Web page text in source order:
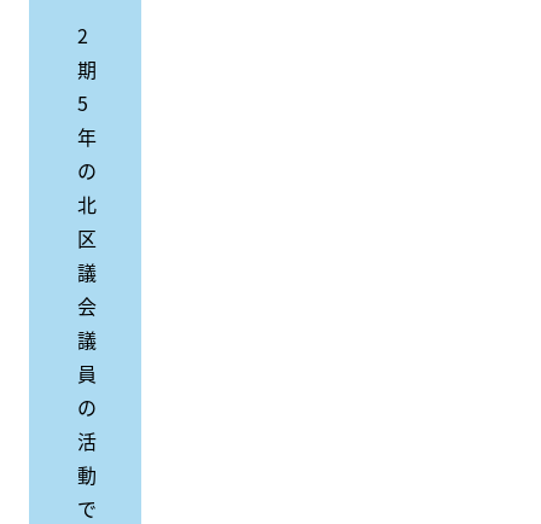
2
期
5
年
の
北
区
議
会
議
員
の
活
動
で